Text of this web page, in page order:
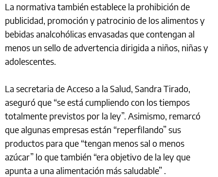
La normativa también establece la prohibición de
publicidad, promoción y patrocinio de los alimentos y
bebidas analcohólicas envasadas que contengan al
menos un sello de advertencia dirigida a niños, niñas y
adolescentes.
La secretaria de Acceso a la Salud, Sandra Tirado,
aseguró que “se está cumpliendo con los tiempos
totalmente previstos por la ley”. Asimismo, remarcó
que algunas empresas están “reperfilando” sus
productos para que “tengan menos sal o menos
azúcar” lo que también “era objetivo de la ley que
apunta a una alimentación más saludable” .